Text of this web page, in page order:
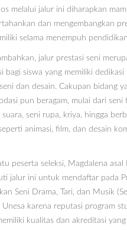
melalui jalur ini diharapkan
dan mengembangkan
selama menempuh
jalur prestasi seni
bagi siswa yang memiliki dedikasi
dan desain. Cakupan bidang
pun beragam, mulai dari seni
suara, seni rupa, kriya, hingga
animasi, film, dan desain
peserta seleksi, Magdalena asal
jalur ini untuk mendaftar pada
Seni Drama, Tari, dan Musik
Unesa karena reputasi program
kualitas dan akreditasi yang